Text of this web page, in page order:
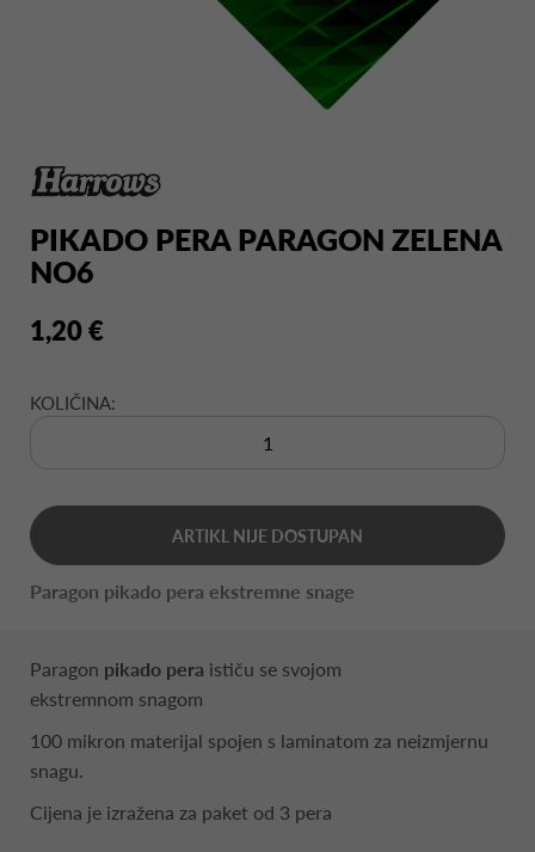
PIKADO PERA PARAGON ZELENA
NO6
1,20 €
KOLIČINA:
ARTIKL NIJE DOSTUPAN
Paragon pikado pera ekstremne snage
Paragon pikado pera ističu se svojom
ekstremnom snagom
100 mikron materijal spojen s laminatom za neizmjernu
snagu.
Cijena je izražena za paket od 3 pera